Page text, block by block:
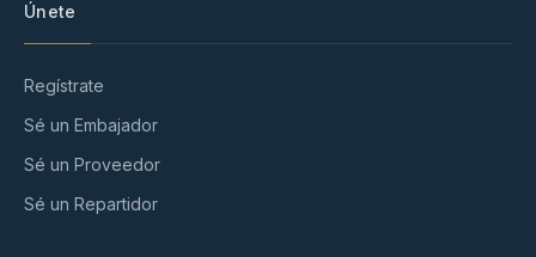
Únete
Regístrate
Sé un Embajador
Sé un Proveedor
Sé un Repartidor